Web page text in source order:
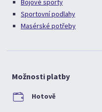
Bojové sporty
Sportovní podlahy
Masérské potřeby
Možnosti platby
Hotově